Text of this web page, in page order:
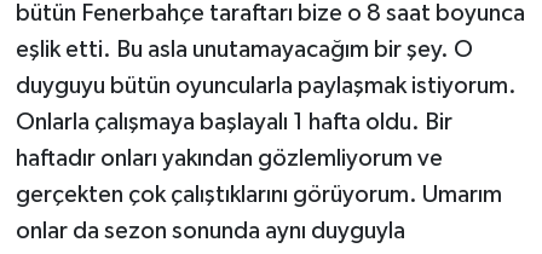
bütün Fenerbahçe taraftarı bize o 8 saat boyunca
eşlik etti. Bu asla unutamayacağım bir şey. O
duyguyu bütün oyuncularla paylaşmak istiyorum.
Onlarla çalışmaya başlayalı 1 hafta oldu. Bir
haftadır onları yakından gözlemliyorum ve
gerçekten çok çalıştıklarını görüyorum. Umarım
onlar da sezon sonunda aynı duyguyla